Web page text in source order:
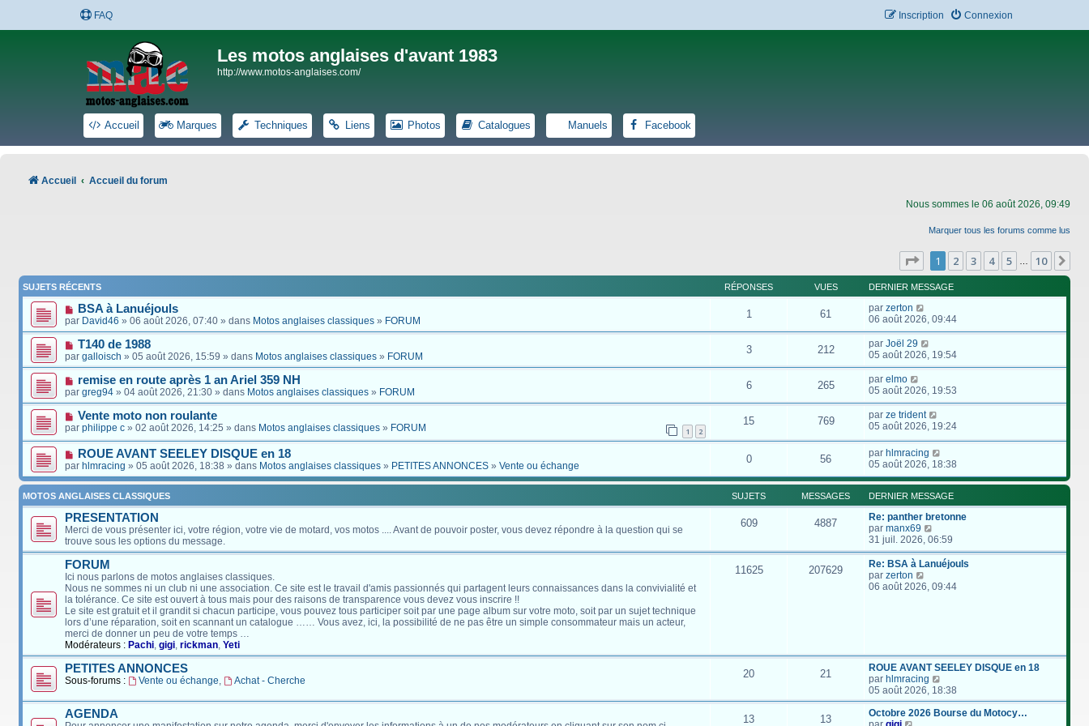
FAQ Connexion
Inscription
Les motos anglaises d'avant 1983
http://www.motos-anglaises.com/
Accueil Marques Techniques Liens Photos Catalogues Manuels Facebook
Accueil Accueil du forum
Nous sommes le 06 août 2026, 09:49
Marquer tous les forums comme lus
Page 1sur10
1 2 3 4 5 10
SUJETS RÉCENTS RÉPONSES VUES DERNIER MESSAGE
BSA à Lanuéjouls
par David46 » 06 août 2026, 07:40 » dans Motos anglaises classiques » FORUM
1 61 par zerton
06 août 2026, 09:44
T140 de 1988
par galloisch » 05 août 2026, 15:59 » dans Motos anglaises classiques » FORUM
3 212 par Joël 29
05 août 2026, 19:54
remise en route après 1 an Ariel 359 NH
par greg94 » 04 août 2026, 21:30 » dans Motos anglaises classiques » FORUM
6 265 par elmo
05 août 2026, 19:53
Vente moto non roulante
1 2
par philippe c » 02 août 2026, 14:25 » dans Motos anglaises classiques » FORUM
15 769 par ze trident
05 août 2026, 19:24
ROUE AVANT SEELEY DISQUE en 18
par hlmracing » 05 août 2026, 18:38 » dans Motos anglaises classiques » PETITES ANNONCES » Vente ou échange
0 56 par hlmracing
05 août 2026, 18:38
MOTOS ANGLAISES CLASSIQUES SUJETS MESSAGES DERNIER MESSAGE
PRESENTATION
Merci de vous présenter ici, votre région, votre vie de motard, vos motos .... Avant de pouvoir poster, vous devez répondre à la question qui se
trouve sous les options du message.
609 4887
Re: panther bretonne
par manx69
o
n
s
l
e
r
n
e
31 juil. 2026, 06:59
FORUM
Ici nous parlons de motos anglaises classiques.
Nous ne sommes ni un club ni une association. Ce site est le travail d'amis passionnés qui partagent leurs connaissances dans la convivialité et
la tolérance. Ce site est ouvert à tous mais pour des raisons de transparence vous devez vous inscrire !!
Le site est gratuit et il grandit si chacun participe, vous pouvez tous participer soit par une page album sur votre moto, soit par un sujet technique
lors d’une réparation, soit en scannant un catalogue …… Vous avez, ici, la possibilité de ne pas être un simple consommateur mais un acteur,
merci de donner un peu de votre temps …
Modérateurs : Pachi, gigi, rickman, Yeti
11625 207629
Re: BSA à Lanuéjouls
par zerton
o
e
r
l
e
d
e
06 août 2026, 09:44
PETITES ANNONCES
Sous-forums : Vente ou échange, Achat - Cherche
20 21
ROUE AVANT SEELEY DISQUE en 18
par hlmracing
o
n
s
05 août 2026, 18:38
AGENDA 13 13
Octobre 2026 Bourse du Motocy…